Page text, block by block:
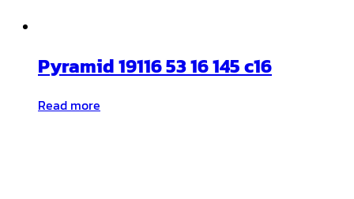
Pyramid 19116 53 16 145 c16
Read more